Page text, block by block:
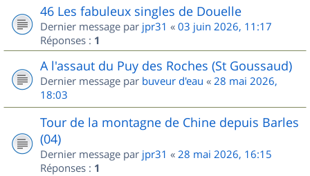
46 Les fabuleux singles de Douelle
Dernier message par jpr31 « 03 juin 2026, 11:17
Réponses : 1
A l'assaut du Puy des Roches (St Goussaud)
Dernier message par buveur d'eau « 28 mai 2026,
18:03
Tour de la montagne de Chine depuis Barles
(04)
Dernier message par jpr31 « 28 mai 2026, 16:15
Réponses : 1